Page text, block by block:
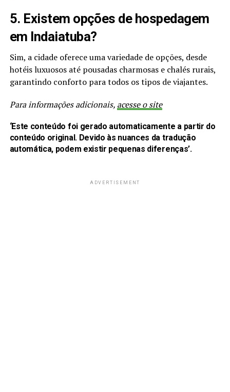
5. Existem opções de hospedagem
em Indaiatuba?
Sim, a cidade oferece uma variedade de opções, desde
hotéis luxuosos até pousadas charmosas e chalés rurais,
garantindo conforto para todos os tipos de viajantes.
Para informações adicionais, acesse o site
‘Este conteúdo foi gerado automaticamente a partir do
conteúdo original. Devido às nuances da tradução
automática, podem existir pequenas diferenças’.
ADVERTISEMENT